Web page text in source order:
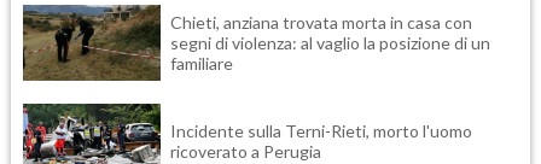
Chieti, anziana trovata morta in casa con
segni di violenza: al vaglio la posizione di un
familiare
Incidente sulla Terni-Rieti, morto l'uomo
ricoverato a Perugia